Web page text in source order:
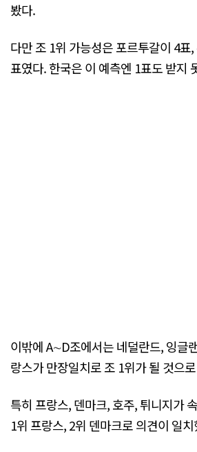
봤다.
다만 조 1위 가능성은 포르투갈이 4표
표였다. 한국은 이 예측엔 1표도 받지
이밖에 A∼D조에서는 네덜란드, 잉글
랑스가 만장일치로 조 1위가 될 것으
특히 프랑스, 덴마크, 호주, 튀니지가
1위 프랑스, 2위 덴마크로 의견이 일